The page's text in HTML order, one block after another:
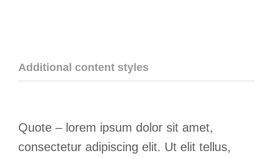
Additional content styles
Quote – lorem ipsum dolor sit amet,
consectetur adipiscing elit. Ut elit tellus,